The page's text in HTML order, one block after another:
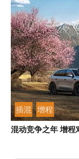
插混 增程
混动竞争之年 增程